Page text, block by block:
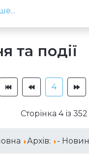
та події
4
Сторінка 4 із 352
Архів: - Новин